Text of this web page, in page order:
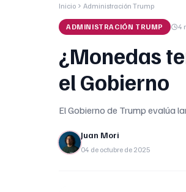
Inicio Administración Trump
ADMINISTRACIÓN TRUMP 4
¿Monedas
el Gobierno
El Gobierno de Trump evalúa
Juan Mori
04 de octubre de 2025